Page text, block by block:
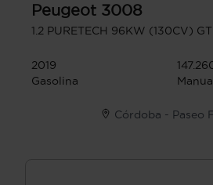
Peugeot 3008
1.2 PURETECH 96KW (130CV)
2019
Gasolina
Córdoba - Paseo